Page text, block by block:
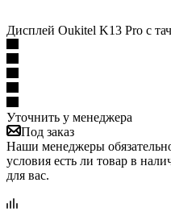
Дисплей Oukitel K13 Pro с
Уточнить у менеджера
Под заказ
Наши менеджеры
условия есть ли товар в
для вас.